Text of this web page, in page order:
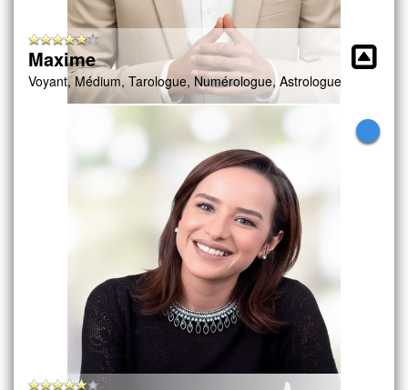
Maxime
Voyant, Médium, Tarologue, Numérologue, Astrologue